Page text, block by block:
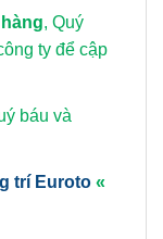
, Quý
ty để cập
báu và
trí Euroto «